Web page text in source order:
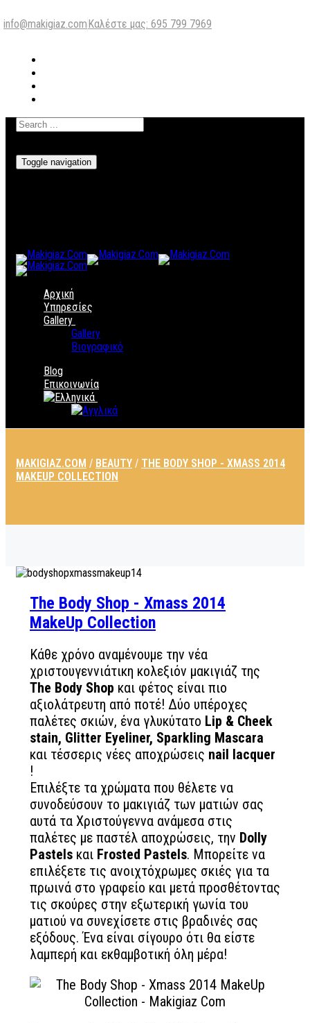
info@makigiaz.comΚαλέστε μας: 695 799 7969
Toggle navigation
Αρχική
Υπηρεσίες
Gallery
Gallery
Βιογραφικό
Blog
Επικοινωνία
MAKIGIAZ.COM / BEAUTY / THE BODY SHOP - XMASS 2014
MAKEUP COLLECTION
The Body Shop - Xmass 2014
MakeUp Collection
Κάθε χρόνο αναμένουμε την νέα
χριστουγεννιάτικη κολεξιόν μακιγιάζ της
The Body Shop και φέτος είναι πιο
αξιολάτρευτη από ποτέ! Δύο υπέροχες
παλέτες σκιών, ένα γλυκύτατο Lip & Cheek
stain, Glitter Eyeliner, Sparkling Mascara
και τέσσερις νέες αποχρώσεις nail lacquer
!
Επιλέξτε τα χρώματα που θέλετε να
συνοδεύσουν το μακιγιάζ των ματιών σας
αυτά τα Χριστούγεννα ανάμεσα στις
παλέτες με παστέλ αποχρώσεις, την Dolly
Pastels και Frosted Pastels. Μπορείτε να
επιλέξετε τις ανοιχτόχρωμες σκιές για τα
πρωινά στο γραφείο και μετά προσθέτοντας
τις σκούρες στην εξωτερική γωνία του
ματιού να συνεχίσετε στις βραδινές σας
εξόδους. Ένα είναι σίγουρο ότι θα είστε
λαμπερή και εκθαμβοτική όλη μέρα!